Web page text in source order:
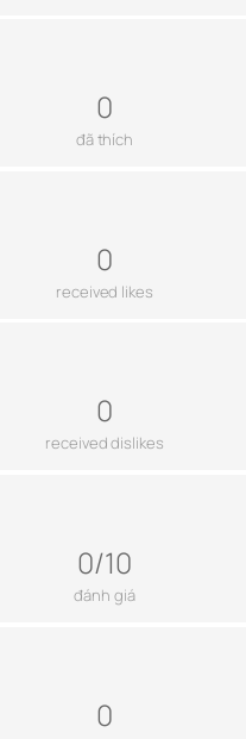
0
đã thích
0
received likes
0
received dislikes
0/10
đánh giá
0